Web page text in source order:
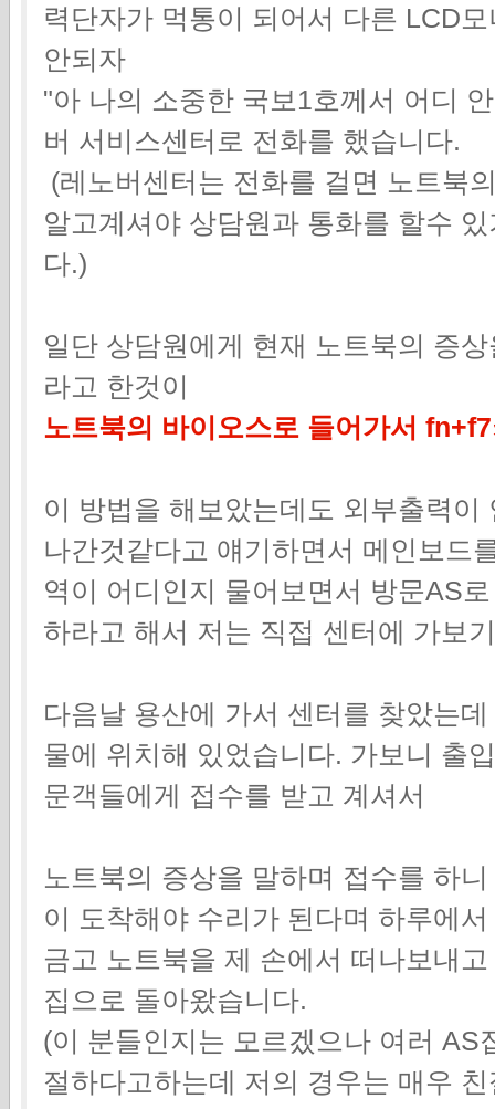
력단자가 먹통이 되어서 다른 LCD
안되자
"아 나의 소중한 국보1호께서 어디
버 서비스센터로 전화를 했습니다.
(레노버센터는 전화를 걸면 노트북
알고계셔야 상담원과 통화를 할수
다.)
일단 상담원에게 현재 노트북의 증
라고 한것이
노트북의 바이오스로 들어가서
이 방법을 해보았는데도 외부출력
나간것같다고 얘기하면서 메인보드
역이 어디인지 물어보면서 방문AS
하라고 해서 저는 직접 센터에 가보
다음날 용산에 가서 센터를 찾았는
물에 위치해 있었습니다. 가보니 출
문객들에게 접수를 받고 계셔서
노트북의 증상을 말하며 접수를 하
이 도착해야 수리가 된다며 하루에
금고 노트북을 제 손에서 떠나보내고
집으로 돌아왔습니다.
(이 분들인지는 모르겠으나 여러
절하다고하는데 저의 경우는 매우